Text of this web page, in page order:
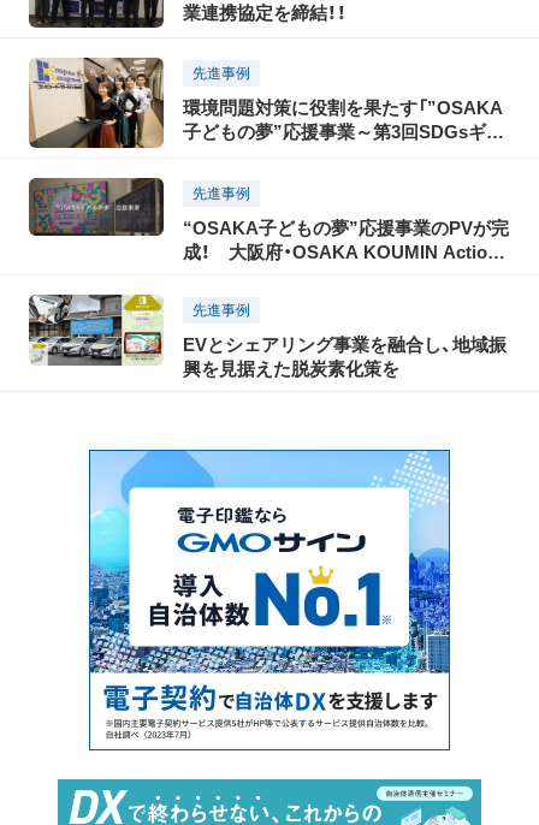
業連携協定を締結！！
先進事例
環境問題対策に役割を果たす「”OSAKA
子どもの夢”応援事業～第3回SDGsギネ
る！
先進事例
“OSAKA子どもの夢”応援事業のPVが完
成！ 大阪府・OSAKA KOUMIN Action
先進事例
EVとシェアリング事業を融合し、地域振
興を見据えた脱炭素化策を